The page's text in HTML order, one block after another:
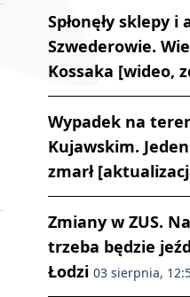
Spłonęły sklepy
Szwederowie.
Kossaka [wideo,
Wypadek na
Kujawskim.
zmarł
Zmiany w ZUS.
trzeba będzie
Łodzi 03 sierpnia,